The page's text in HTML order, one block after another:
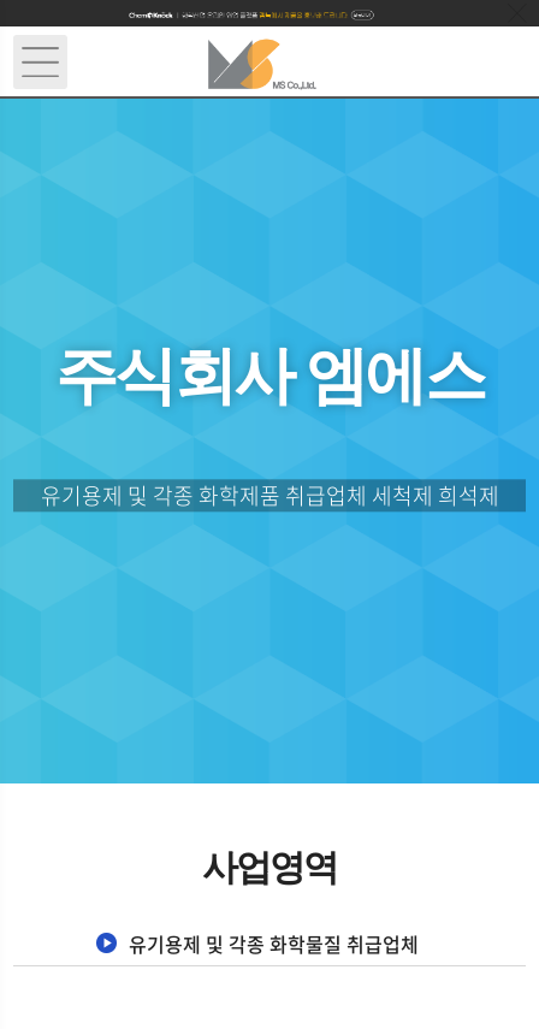
주식회사 엠에스
유기용제 및 각종 화학제품 취급업체 세척제 희석제
사업영역
유기용제 및 각종 화학물질 취급업체